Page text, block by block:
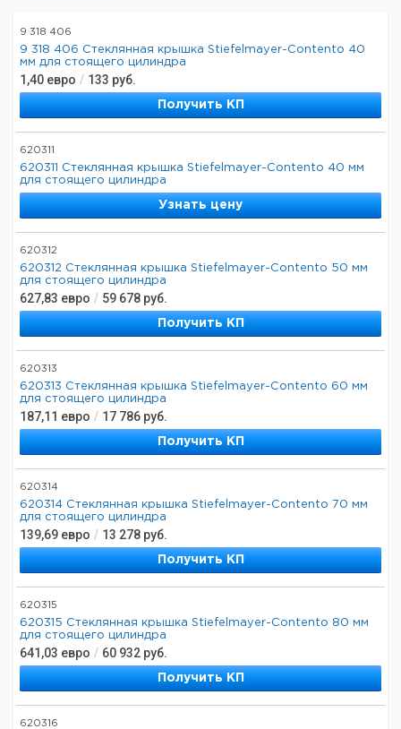
9 318 406
9 318 406 Стеклянная крышка Stiefelmayer-Contento 40
мм для стоящего цилиндра
1,40 евро / 133 руб.
Получить КП
620311
620311 Стеклянная крышка Stiefelmayer-Contento 40 мм
для стоящего цилиндра
Узнать цену
620312
620312 Стеклянная крышка Stiefelmayer-Contento 50 мм
для стоящего цилиндра
627,83 евро / 59 678 руб.
Получить КП
620313
620313 Стеклянная крышка Stiefelmayer-Contento 60 мм
для стоящего цилиндра
187,11 евро / 17 786 руб.
Получить КП
620314
620314 Стеклянная крышка Stiefelmayer-Contento 70 мм
для стоящего цилиндра
139,69 евро / 13 278 руб.
Получить КП
620315
620315 Стеклянная крышка Stiefelmayer-Contento 80 мм
для стоящего цилиндра
641,03 евро / 60 932 руб.
Получить КП
620316